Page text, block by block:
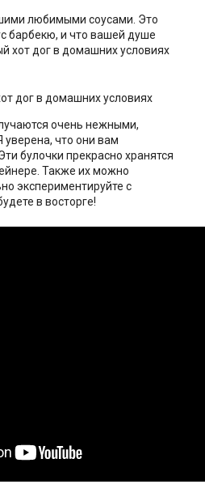
любимыми соусами. Это
барбекю, и что вашей душе
хот дог в домашних условиях
очень нежными,
что они вам
булочки прекрасно хранятся
Также их можно
экспериментируйте с
в восторге!